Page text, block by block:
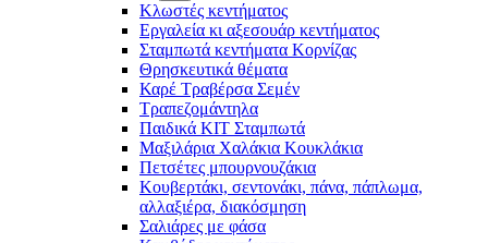
Κλωστές κεντήματος
Eργαλεία κι αξεσουάρ κεντήματος
Σταμπωτά κεντήματα Κορνίζας
Θρησκευτικά θέματα
Καρέ Τραβέρσα Σεμέν
Τραπεζομάντηλα
Παιδικά KIT Σταμπωτά
Μαξιλάρια Χαλάκια Κουκλάκια
Πετσέτες μπουρνουζάκια
Κουβερτάκι, σεντονάκι, πάνα, πάπλωμα,
αλλαξιέρα, διακόσμηση
Σαλιάρες με φάσα